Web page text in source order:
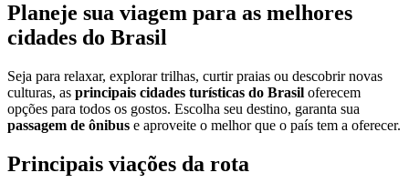
Planeje sua viagem para as melhores
cidades do Brasil
Seja para relaxar, explorar trilhas, curtir praias ou descobrir novas
culturas, as principais cidades turísticas do Brasil oferecem
opções para todos os gostos. Escolha seu destino, garanta sua
passagem de ônibus e aproveite o melhor que o país tem a oferecer.
Principais viações da rota